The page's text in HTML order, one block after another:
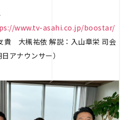
www.tv-asahi.co.jp/boostar/
貴 大槻祐依 解説：入山章栄 司会
アナウンサー）